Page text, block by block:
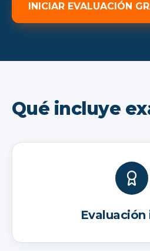
INICIAR EVALUACIÓN
Qué incluye
Evaluación